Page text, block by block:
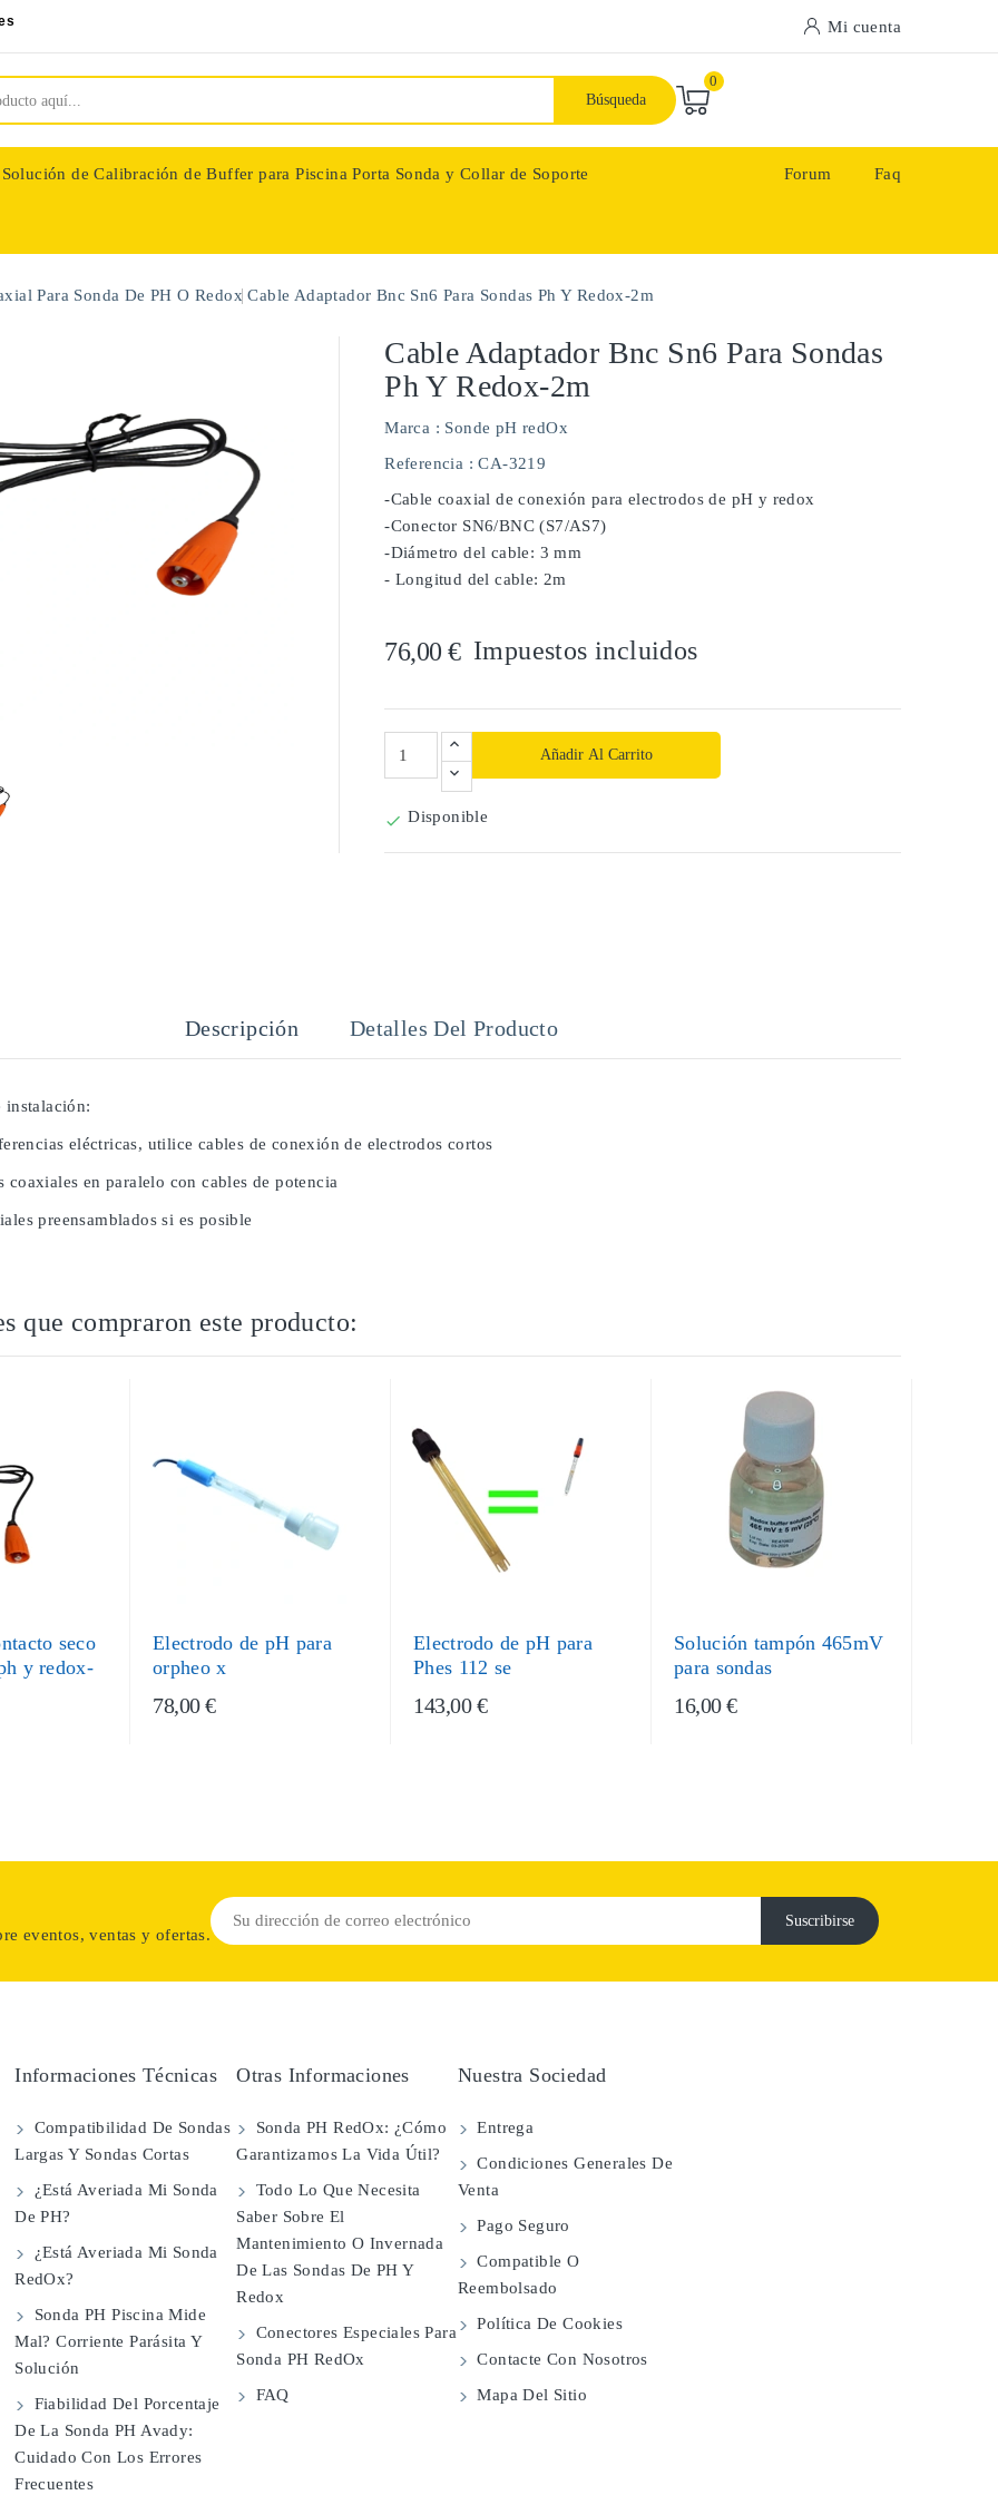
Mi cuenta
Búsqueda
0
Solución de Calibración de Buffer para Piscina Porta Sonda y Collar de Soporte Forum Faq
Para Sonda De PH O Redox Cable Adaptador Bnc Sn6 Para Sondas Ph Y Redox-2m
Cable Adaptador Bnc Sn6 Para Sondas
Ph Y Redox-2m
Marca : Sonde pH redOx
Referencia : CA-3219
-Cable coaxial de conexión para electrodos de pH y redox
-Conector SN6/BNC (S7/AS7)
-Diámetro del cable: 3 mm
- Longitud del cable: 2m
76,00 € Impuestos incluidos
Añadir Al Carrito
 Disponible
Descripción Detalles Del Producto
instalación:
eléctricas, utilice cables de conexión de electrodos cortos
coaxiales en paralelo con cables de potencia
preensamblados si es posible
que compraron este producto:
seco
y redox-
Electrodo de pH para
orpheo x
78,00 €
Electrodo de pH para
Phes 112 se
143,00 €
Solución tampón 465mV
para sondas
16,00 €
eventos, ventas y ofertas.
Informaciones Técnicas
Compatibilidad De Sondas
Largas Y Sondas Cortas
¿Está Averiada Mi Sonda
De PH?
¿Está Averiada Mi Sonda
RedOx?
Sonda PH Piscina Mide
Mal? Corriente Parásita Y
Solución
Fiabilidad Del Porcentaje
De La Sonda PH Avady:
Cuidado Con Los Errores
Frecuentes
Otras Informaciones
Sonda PH RedOx: ¿Cómo
Garantizamos La Vida Útil?
Todo Lo Que Necesita
Saber Sobre El
Mantenimiento O Invernada
De Las Sondas De PH Y
Redox
Conectores Especiales Para
Sonda PH RedOx
FAQ
Nuestra Sociedad
Entrega
Condiciones Generales De
Venta
Pago Seguro
Compatible O
Reembolsado
Política De Cookies
Contacte Con Nosotros
Mapa Del Sitio